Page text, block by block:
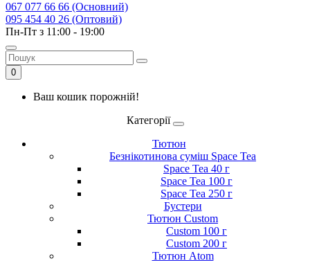
067 077 66 66 (Основний)
095 454 40 26 (Оптовий)
Пн-Пт з 11:00 - 19:00
0
Ваш кошик порожній!
Категорії
Тютюн
Безнікотинова суміш Space Tea
Space Tea 40 г
Space Tea 100 г
Space Tea 250 г
Бустери
Тютюн Custom
Custom 100 г
Custom 200 г
Тютюн Atom